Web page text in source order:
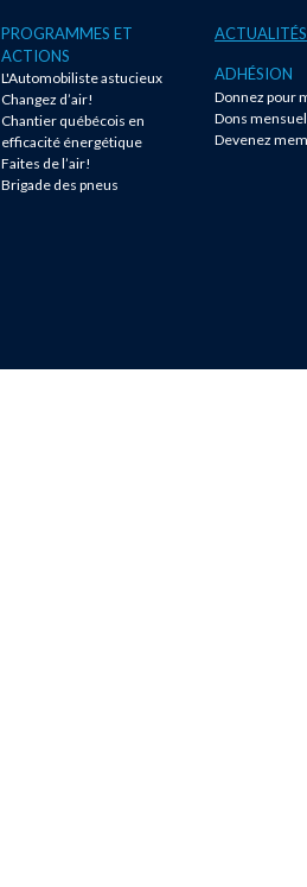
PROGRAMMES ET
ACTIONS
L'Automobiliste astucieux
Changez d’air!
Chantier québécois en
efficacité énergétique
Faites de l’air!
Brigade des pneus
ACTUALITÉS
ADHÉSION
Donnez pour
Dons
Devenez